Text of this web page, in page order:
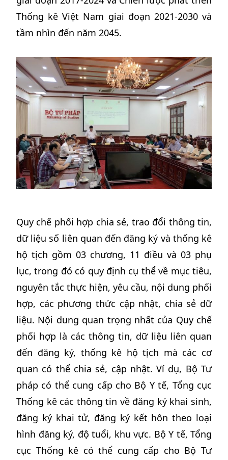
Thống kê Việt Nam giai đoạn 2021-2030 và
tầm nhìn đến năm 2045.
Quy chế phối hợp chia sẻ, trao đổi thông tin,
dữ liệu số liên quan đến đăng ký và thống kê
hộ tịch gồm 03 chương, 11 điều và 03 phụ
lục, trong đó có quy định cụ thể về mục tiêu,
nguyên tắc thực hiện, yêu cầu, nội dung phối
hợp, các phương thức cập nhật, chia sẻ dữ
liệu. Nội dung quan trọng nhất của Quy chế
phối hợp là các thông tin, dữ liệu liên quan
đến đăng ký, thống kê hộ tịch mà các cơ
quan có thể chia sẻ, cập nhật. Ví dụ, Bộ Tư
pháp có thể cung cấp cho Bộ Y tế, Tổng cục
Thống kê các thông tin về đăng ký khai sinh,
đăng ký khai tử, đăng ký kết hôn theo loại
hình đăng ký, độ tuổi, khu vực. Bộ Y tế, Tổng
cục Thống kê có thể cung cấp cho Bộ Tư